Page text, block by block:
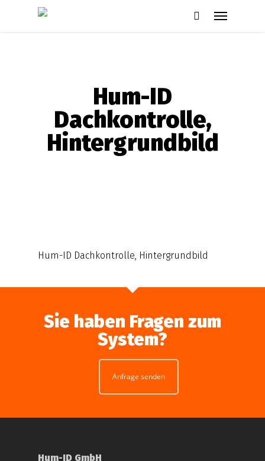
Menu
Hum-ID
Dachkontrolle,
Hintergrundbild
Hum-ID Dachkontrolle, Hintergrundbild
Sie haben Fragen zum
System?
Anfrage senden
Hum-ID GmbH